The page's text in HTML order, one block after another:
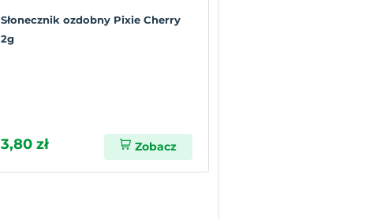
Słonecznik ozdobny Pixie Cherry
2g
3,80 zł Zobacz